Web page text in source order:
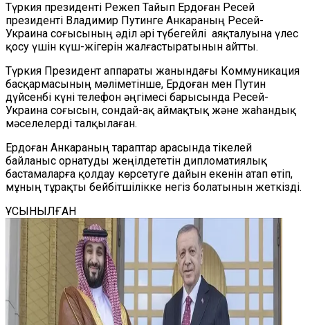
Түркия президенті Режеп Тайып Ердоған Ресей
президенті Владимир Путинге Анкараның Ресей-
Украина соғысының әділ әрі түбегейлі аяқталуына үлес
қосу үшін күш-жігерін жалғастыратынын айтты.
Түркия Президент аппараты жанындағы Коммуникация
басқармасының мәліметінше, Ердоған мен Путин
дүйсенбі күні телефон әңгімесі барысында Ресей-
Украина соғысын, сондай-ақ аймақтық және жаһандық
мәселелерді талқылаған.
Ердоған Анкараның тараптар арасында тікелей
байланыс орнатуды жеңілдететін дипломатиялық
бастамаларға қолдау көрсетуге дайын екенін атап өтіп,
мұның тұрақты бейбітшілікке негіз болатынын жеткізді.
ҰСЫНЫЛҒАН